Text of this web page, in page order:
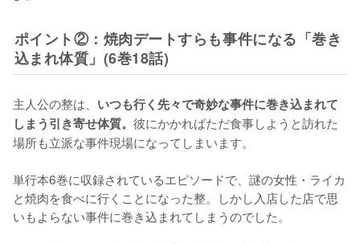
ポイント②：焼肉デートすらも事件になる「巻き
込まれ体質」(6巻18話)
主人公の整は、 いつも行く先々で奇妙な事件に巻き込まれて
しまう引き寄せ体質。 彼にかかればただ食事しようと訪れた
場所も立派な事件現場になってしまいます。
単行本6巻に収録されているエピソードで、謎の女性・ライカ
と焼肉を食べに行くことになった整。しかし入店した店で思
いもよらない事件に巻き込まれてしまうのでした。